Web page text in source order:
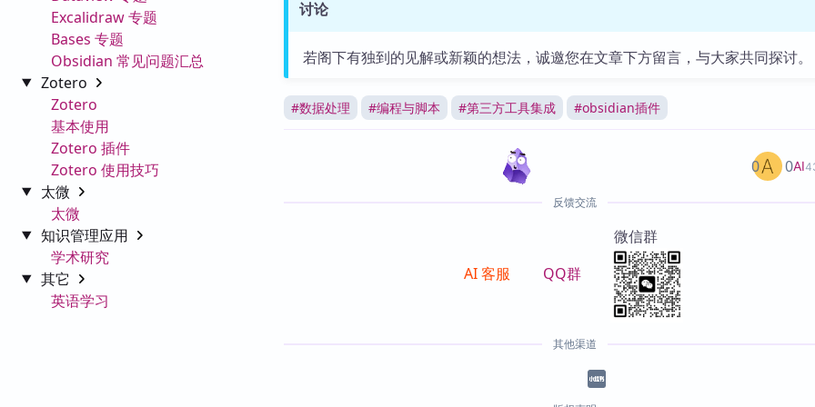
Excalidraw 专题
Bases 专题
Obsidian 常见问题汇总
Zotero
Zotero
基本使用
Zotero 插件
Zotero 使用技巧
太微
太微
知识管理应用
学术研究
其它
英语学习
讨论
若阁下有独到的见解或新颖的想法，诚邀您在文章下方留言，与大家共同探讨。
#数据处理 #编程与脚本 #第三方工具集成 #obsidian插件
AI
0 0
反馈交流
AI 客服 QQ群
微信群
其他渠道